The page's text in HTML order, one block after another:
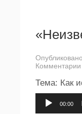
Комментарии
Тема: Как
00:00